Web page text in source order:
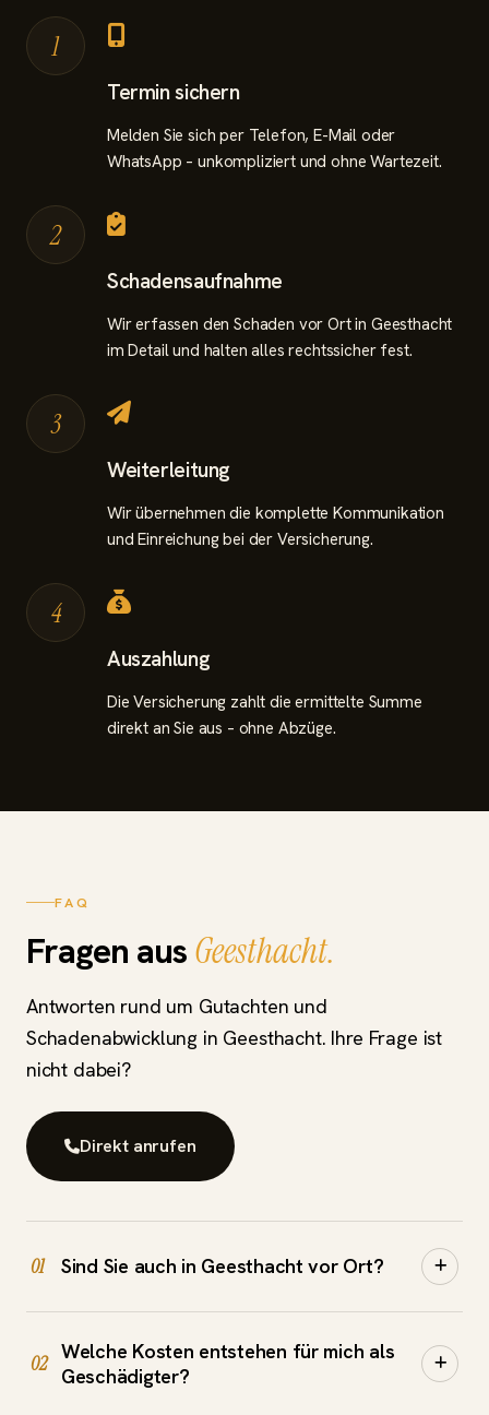
1
Termin sichern
Melden Sie sich per Telefon, E-Mail oder
WhatsApp – unkompliziert und ohne Wartezeit.
2
Schadensaufnahme
Wir erfassen den Schaden vor Ort in Geesthacht
im Detail und halten alles rechtssicher fest.
3
Weiterleitung
Wir übernehmen die komplette Kommunikation
und Einreichung bei der Versicherung.
4
Auszahlung
Die Versicherung zahlt die ermittelte Summe
direkt an Sie aus – ohne Abzüge.
FAQ
Fragen ausGeesthacht.
Antworten rund um Gutachten und
Schadenabwicklung in Geesthacht. Ihre Frage ist
nicht dabei?
Direkt anrufen
01 Sind Sie auch in Geesthacht vor Ort?
zu Ihnen nach Geesthacht und ins gesamte
Umland. Vereinbaren Sie einfach telefonisch oder
02
Welche Kosten entstehen für mich als
Geschädigter?